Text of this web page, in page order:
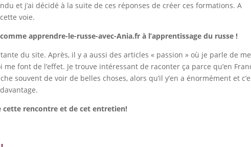
et j’ai décidé à la suite de ces réponses de créer ces formations. A
voie.
apprendre-le-russe-avec-Ania.fr à l’apprentissage du russe !
du site. Après, il y a aussi des articles « passion » où je parle de
me font de l’effet. Je trouve intéressant de raconter ça parce qu’en
souvent de voir de belles choses, alors qu’il y’en a énormément et
cette rencontre et de cet entretien!